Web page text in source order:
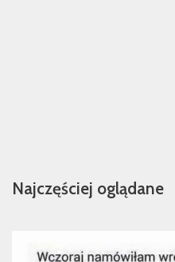
Najczęściej oglądane